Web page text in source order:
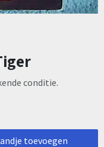
conditie.
toevoegen